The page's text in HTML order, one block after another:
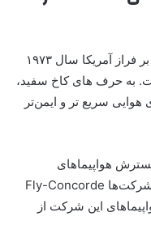
ممنوعیت پرواز هواپیماهای سوپرسونیک بر فراز آمریکا سال ۱۹۷۳
به حرف های کاخ سفید،
سریع تر و ایمن‌تر
هواپیماهای
سوپرسونیک را اغاز کرده‌اند. یکی از این شرکت‌ها Fly-Concorde
این شرکت از